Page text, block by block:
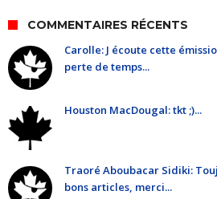
COMMENTAIRES RÉCENTS
Carolle: J écoute cette
perte de temps...
Houston MacDougal: tkt ;)...
Traoré Aboubacar Sidiki:
bons articles, merci...